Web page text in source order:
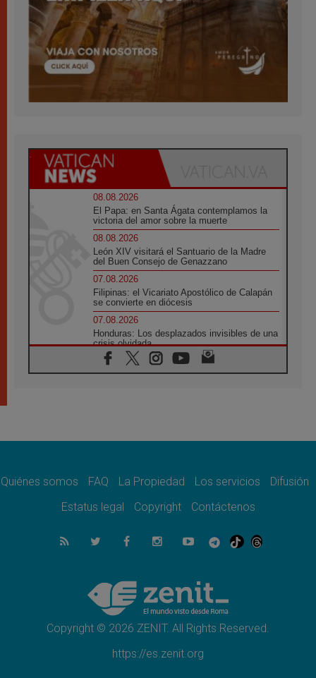
08.08.2026
El Papa: en Santa Ágata contemplamos la
victoria del amor sobre la muerte
08.08.2026
León XIV visitará el Santuario de la Madre
del Buen Consejo de Genazzano
07.08.2026
Filipinas: el Vicariato Apostólico de Calapán
se convierte en diócesis
07.08.2026
Honduras: Los desplazados invisibles de una
crisis olvidada
07.08.2026
Bokalic: "En Argentina el Papa León señalará
07.08.2026
07.08.2026
Universidades Católicas: «Exercises in
07.08.2026
Fortunatus Nwachukwu: la comunicación
SIGNIS 2026, dar voz a las religiosas en el
espacio público
Quiénes somos FAQ La Propiedad Los servicios
Difusión
Estatus legal
Copyright Contáctenos
Copyright © 2026 ZENIT. All Rights Reserved.
https://es.zenit.org